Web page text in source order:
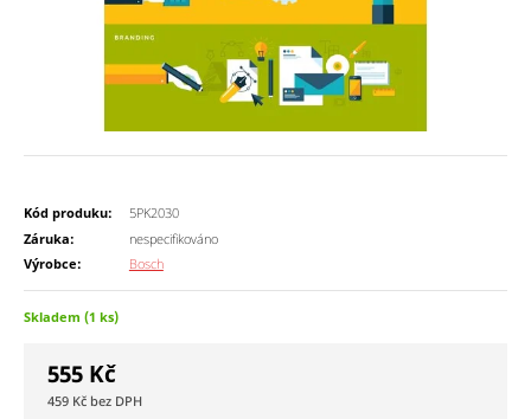
Kód produku:
5PK2030
Záruka:
nespecifikováno
Výrobce:
Bosch
Skladem (1 ks)
555 Kč
459 Kč